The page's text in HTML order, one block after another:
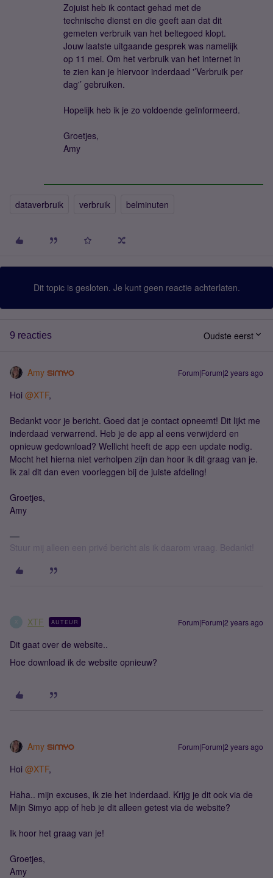
Zojuist heb ik contact gehad met de
technische dienst en die geeft aan dat dit
gemeten verbruik van het beltegoed klopt.
Jouw laatste uitgaande gesprek was namelijk
op 11 mei. Om het verbruik van het internet in
te zien kan je hiervoor inderdaad '’Verbruik per
dag'’ gebruiken.
Hopelijk heb ik je zo voldoende geïnformeerd.
Groetjes,
Amy
dataverbruik verbruik belminuten
Dit topic is gesloten. Je kunt geen reactie achterlaten.
9 reacties Oudste eerst
Amy Forum|Forum|2 years ago
Hoi @XTF,
Bedankt voor je bericht. Goed dat je contact opneemt! Dit lijkt me
inderdaad verwarrend. Heb je de app al eens verwijderd en
opnieuw gedownload? Wellicht heeft de app een update nodig.
Mocht het hierna niet verholpen zijn dan hoor ik dit graag van je.
Ik zal dit dan even voorleggen bij de juiste afdeling!
Groetjes,
Amy
Stuur mij alleen een privé bericht als ik daarom vraag. Bedankt!
XTF AUTEUR Forum|Forum|2 years ago
Dit gaat over de website..
Hoe download ik de website opnieuw?
Amy Forum|Forum|2 years ago
Hoi @XTF,
Haha.. mijn excuses, ik zie het inderdaad. Krijg je dit ook via de
Mijn Simyo app of heb je dit alleen getest via de website?
Ik hoor het graag van je!
Groetjes,
Amy